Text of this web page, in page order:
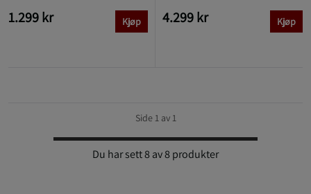
1.299 kr Kjøp 4.299 kr Kjøp
Side 1 av 1
Du har sett 8 av 8 produkter